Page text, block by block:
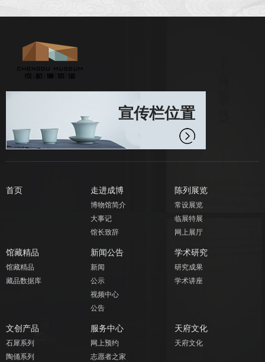
宣传栏位置
首页 走进成博
博物馆简介
大事记
馆长致辞
陈列展览
常设展览
临展特展
网上展厅
馆藏精品
馆藏精品
藏品数据库
新闻公告
新闻
公示
视频中心
公告
学术研究
研究成果
学术讲座
文创产品
石犀系列
陶俑系列
服务中心
网上预约
志愿者之家
天府文化
天府文化